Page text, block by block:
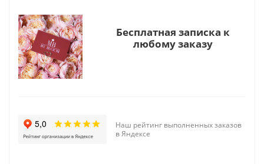
Бесплатная записка к
любому заказу
Наш рейтинг выполненных заказов
в Яндексе